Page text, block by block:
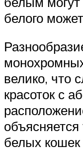
белого
велико, что
красоток с
белых